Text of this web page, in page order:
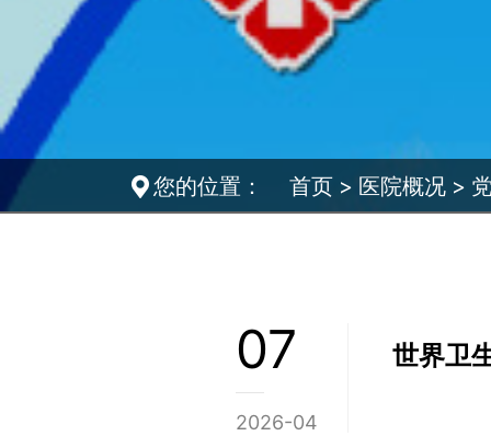
您的位置： 首页 > 医院概况 >
07
2026-04
世界卫